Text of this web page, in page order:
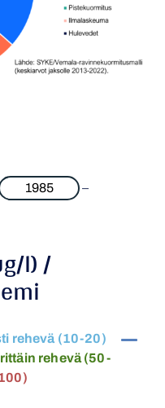
–
l) /
rehevä (10-20)
rehevä (50-